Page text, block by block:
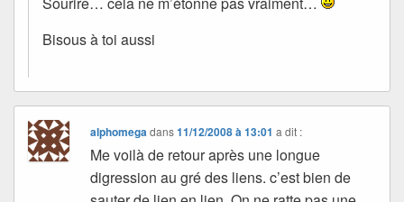
Bisous à toi aussi
alphomegadans11/12/2008 à 13:01 a dit :
Me voilà de retour après une longue
digression au gré des liens. c’est bien de